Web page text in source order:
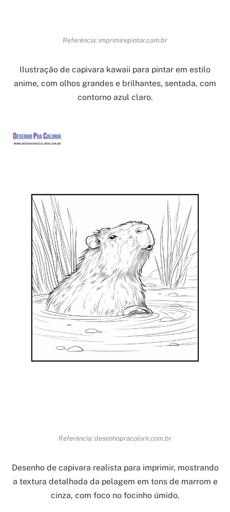
Referência: imprimirepintar.com.br
Ilustração de capivara kawaii para pintar em estilo
anime, com olhos grandes e brilhantes, sentada, com
contorno azul claro.
Referência: desenhopracolorir.com.br
Desenho de capivara realista para imprimir, mostrando
a textura detalhada da pelagem em tons de marrom e
cinza, com foco no focinho úmido.